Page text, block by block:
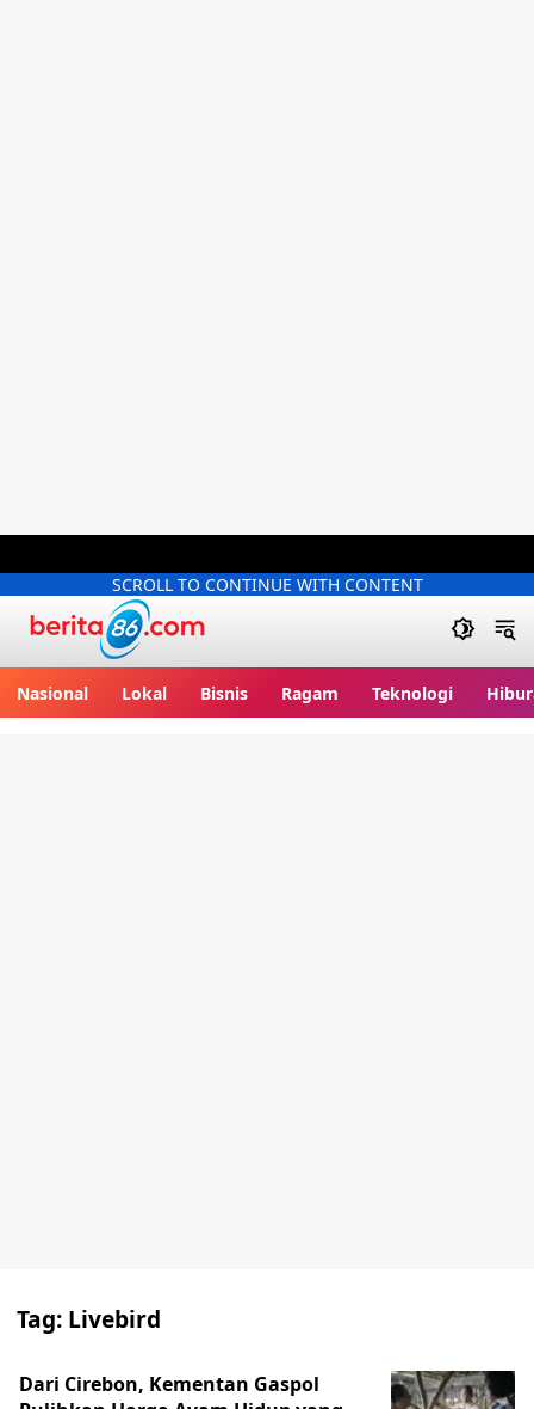
SCROLL TO CONTINUE WITH CONTENT
Nasional Lokal Bisnis Ragam Teknologi
Tag: Livebird
Dari Cirebon, Kementan Gaspol